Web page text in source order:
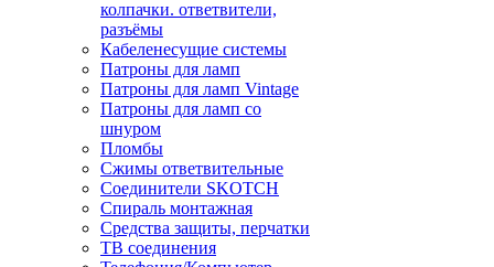
колпачки. ответвители,
разъёмы
Кабеленесущие системы
Патроны для ламп
Патроны для ламп Vintage
Патроны для ламп со
шнуром
Пломбы
Сжимы ответвительные
Соединители SKOTCH
Спираль монтажная
Средства защиты, перчатки
ТВ соединения